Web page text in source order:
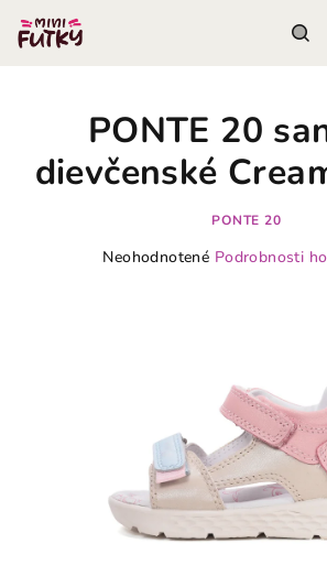
obsah
PONTE 20
dievčenské
PONTE 20
Priemerné
Neohodnotené Podrobnosti